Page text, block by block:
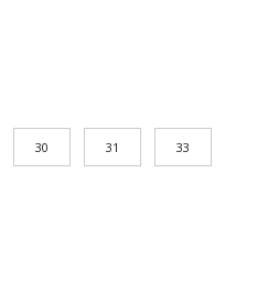
30 31 33